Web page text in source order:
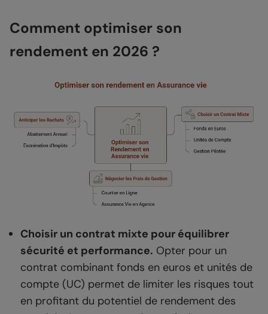
Comment optimiser son
rendement en 2026 ?
Choisir un contrat mixte pour équilibrer
sécurité et performance. Opter pour un
contrat combinant fonds en euros et unités de
compte (UC) permet de limiter les risques tout
en profitant du potentiel de rendement des